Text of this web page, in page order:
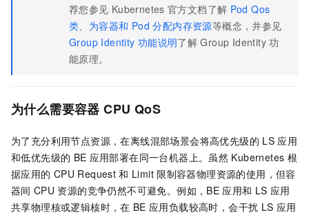
荐您参见 Kubernetes 官方文档了解 Pod Qos
类、 为容器和 Pod 分配内存资源等概念，并参见
Group Identity 功能说明了解 Group Identity 功
能原理。
为什么需要容器 CPU QoS
为了充分利用节点资源，在离线混部场景会将高优先级的 LS 应用
和低优先级的 BE 应用部署在同一台机器上。虽然 Kubernetes 根
据应用的 CPU Request 和 Limit 限制容器物理资源的使用，但容
器间 CPU 资源的竞争仍然不可避免。例如，BE 应用和 LS 应用
共享物理核或逻辑核时，在 BE 应用负载较高时，会干扰 LS 应用